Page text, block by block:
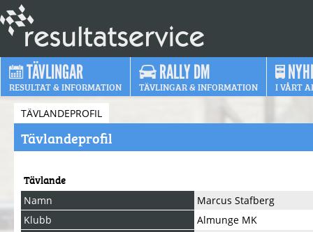
TÄVLINGAR
RESULTAT & INFORMATION
RALLY DM
TÄVLINGAR & INFORMATION I VÅRT
TÄVLANDEPROFIL
Tävlandeprofil
Tävlande
Namn
Marcus Stafberg
Klubb
Almunge MK